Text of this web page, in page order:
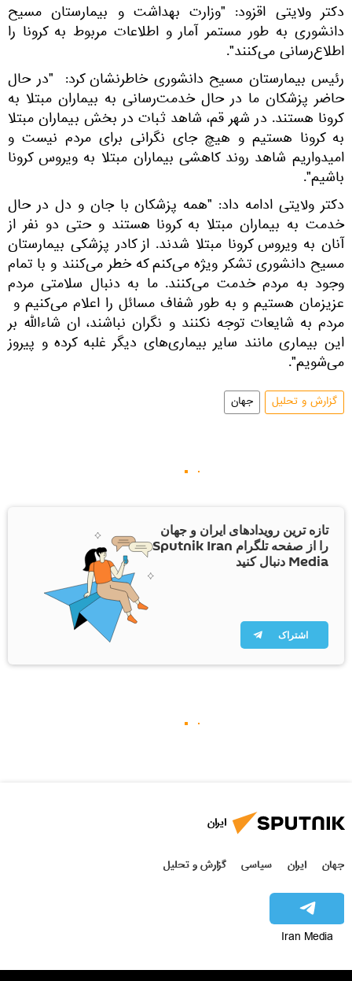
دکتر ولایتی اقزود: "وزارت بهداشت و بیمارستان مسیح
دانشوری به طور مستمر آمار و اطلاعات مربوط به کرونا را
اطلاع‌رسانی می‌کنند".
رئیس بیمارستان مسیح دانشوری خاطرنشان کرد: "در حال
حاضر پزشکان ما در حال خدمت‌رسانی به بیماران مبتلا به
کرونا هستند. در شهر قم، شاهد ثبات در بخش بیماران مبتلا
به کرونا هستیم و هیچ جای نگرانی برای مردم نیست و
امیدواریم شاهد روند کاهشی بیماران مبتلا به ویروس کرونا
باشیم".
دکتر ولایتی ادامه داد: "همه پزشکان با جان و دل در حال
خدمت به بیماران مبتلا به کرونا هستند و حتی دو نفر از
آنان به ویروس کرونا مبتلا شدند. از کادر پزشکی بیمارستان
مسیح دانشوری تشکر ویژه می‌کنم که خطر می‌کنند و با تمام
وجود به مردم خدمت می‌کنند. ما به دنبال سلامتی مردم
عزیزمان هستیم‌ و به طور شفاف مسائل را اعلام می‌کنیم و
مردم به شایعات توجه نکنند و نگران نباشند، ان ‌شاءالله بر
این بیماری مانند سایر بیماری‌های دیگر غلبه کرده و پیروز
می‌شویم".
گزارش و تحلیل جهان
تازه ترین رویدادهای ایران و جهان
را از صفحه تلگرام Sputnik Iran
Media دنبال کنید
اشتراک
ایران
جهان ایران سیاسی گزارش و تحلیل
Iran Media